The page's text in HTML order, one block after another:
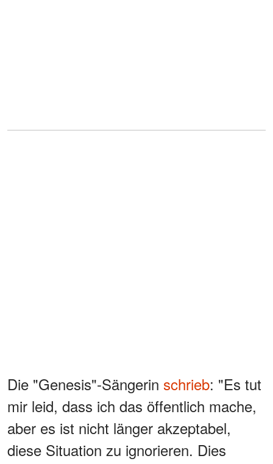
Die "Genesis"-Sängerin schrieb: "Es tut
mir leid, dass ich das öffentlich mache,
aber es ist nicht länger akzeptabel,
diese Situation zu ignorieren. Dies